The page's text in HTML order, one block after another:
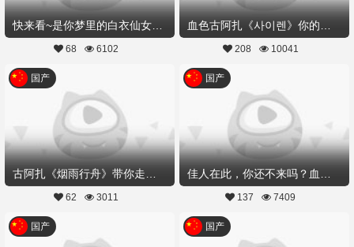
68 6102 208 10041
国产
62 3011
国产
137 7409
国产 国产